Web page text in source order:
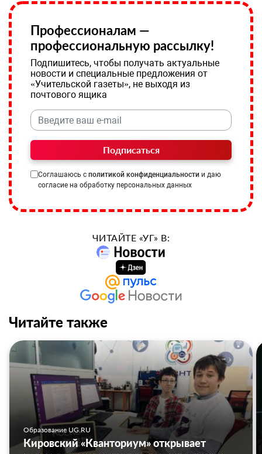
Профессионалам —
профессиональную рассылку!
Подпишитесь, чтобы получать актуальные
новости и специальные предложения от
«Учительской газеты», не выходя из
почтового ящика
Подписаться
Соглашаюсь с политикой конфиденциальности и даю
согласие на обработку персональных данных
ЧИТАЙТЕ «УГ» В:
Читайте также
Образование UG.RU
Кировский «Кванториум» открывает